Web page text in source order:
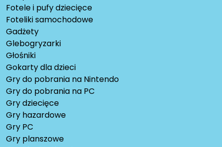
Fotele i pufy dziecięce
Foteliki samochodowe
Gadżety
Glebogryzarki
Głośniki
Gokarty dla dzieci
Gry do pobrania na Nintendo
Gry do pobrania na PC
Gry dziecięce
Gry hazardowe
Gry PC
Gry planszowe